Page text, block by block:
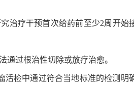
治疗干预首次给药前至少2周开始
通过根治性切除或放疗治愈。
检中通过符合当地标准的检测明